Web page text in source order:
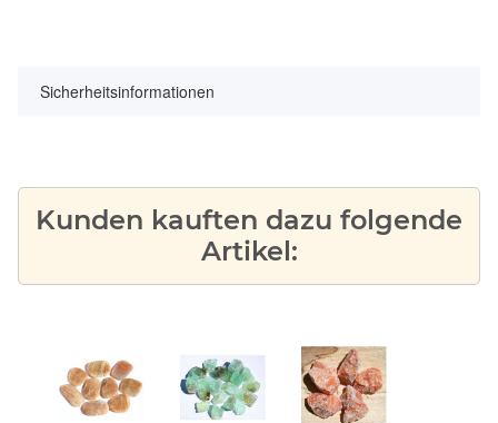
Sicherheitsinformationen
Kunden kauften dazu folgende
Artikel: